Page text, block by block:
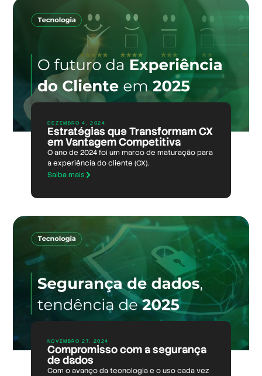
DEZEMBRO 4, 2024
Estratégias que Transformam CX
em Vantagem Competitiva
O ano de 2024 foi um marco de maturação para
a experiência do cliente (CX).
Saiba mais
NOVEMBRO 27, 2024
Compromisso com a segurança
de dados
Com o avanço da tecnologia e o uso cada vez